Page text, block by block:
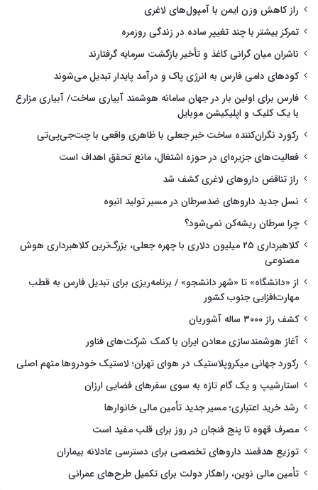
راز کاهش وزن ایمن با آمپول‌های لاغری
تمرکز بیشتر با چند تغییر ساده در زندگی روزمره
ناشران میان گرانی کاغذ و تأخیر بازگشت سرمایه گرفتارند
کودهای دامی فارس به انرژی پاک و درآمد پایدار تبدیل می‌شوند
فارس برای اولین بار در جهان سامانه هوشمند آبیاری ساخت/ آبیاری مزارع
با یک کلیک و اپلیکیشن موبایل
رکورد نگران‌کننده ساخت خبر جعلی با ظاهری واقعی با چت‌جی‌پی‌تی
فعالیت‌های جزیره‌ای در حوزه اشتغال، مانع تحقق اهداف است
راز تناقض داروهای لاغری کشف شد
نسل جدید داروهای ضدسرطان در مسیر تولید انبوه
چرا سرطان ریشه‌کن نمی‌شود؟
کلاهبرداری ۲۵ میلیون دلاری با چهره جعلی، بزرگ‌ترین کلاهبرداری هوش
مصنوعی
از «دانشگاه» تا «شهر دانشجو» / برنامه‌ریزی برای تبدیل فارس به قطب
مهارت‌افزایی جنوب کشور
کشف راز ۳۰۰۰ ساله آشوریان
آغاز هوشمندسازی معادن ایران با کمک شرکت‌های فناور
رکورد جهانی میکروپلاستیک در هوای تهران؛ لاستیک خودروها متهم اصلی
استارشیپ و یک گام تازه به سوی سفرهای فضایی ارزان
رشد خرید اعتباری؛ مسیر جدید تأمین مالی خانوارها
مصرف قهوه تا پنج فنجان در روز برای قلب مفید است
توزیع هدفمند داروهای تخصصی برای دسترسی عادلانه بیماران
تأمین مالی نوین، راهکار دولت برای تکمیل طرح‌های عمرانی